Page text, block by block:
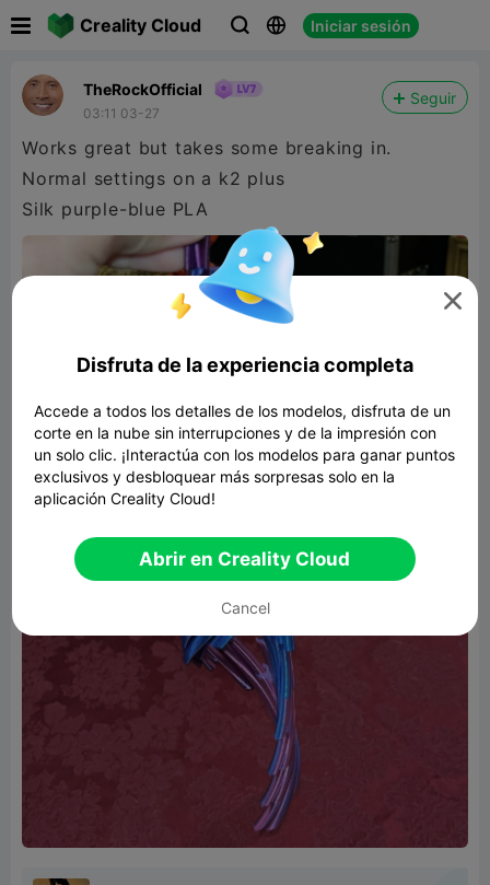
Creality Cloud   Iniciar sesión
TheRockOfficial
03:11 03-27
Seguir
Works great but takes some breaking in.
Normal settings on a k2 plus
Silk purple-blue PLA

Disfruta de la experiencia completa
Accede a todos los detalles de los modelos, disfruta de un
corte en la nube sin interrupciones y de la impresión con
un solo clic. ¡Interactúa con los modelos para ganar puntos
exclusivos y desbloquear más sorpresas solo en la
aplicación Creality Cloud!
Abrir en Creality Cloud
Cancel